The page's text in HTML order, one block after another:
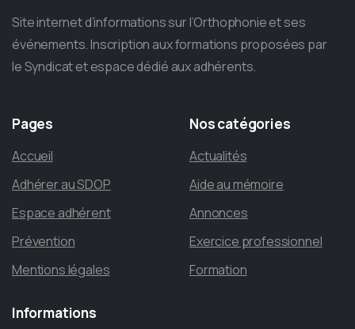
Site internet d’informations sur l’Orthophonie et ses
événements. Inscription aux formations proposées par
le Syndicat et espace dédié aux adhérents.
Pages
Accueil
Adhérer au SDOP
Espace adhérent
Prévention
Mentions légales
Noscatégories
Actualités
Aide au mémoire
Annonces
Exercice professionnel
Formation
Informations